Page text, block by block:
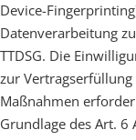
Device-
Datenverarbeitung
TTDSG. Die
zur
Maßnahmen
Grundlage des Art. 6